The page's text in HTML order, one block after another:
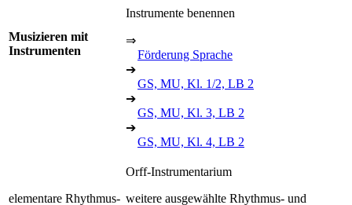
Musizieren mit
Instrumenten
Instrumente benennen
⇒
Förderung Sprache
➔
GS, MU, Kl. 1/2, LB 2
➔
GS, MU, Kl. 3, LB 2
➔
GS, MU, Kl. 4, LB 2
elementare Rhythmus-
Orff-Instrumentarium
weitere ausgewählte Rhythmus- und